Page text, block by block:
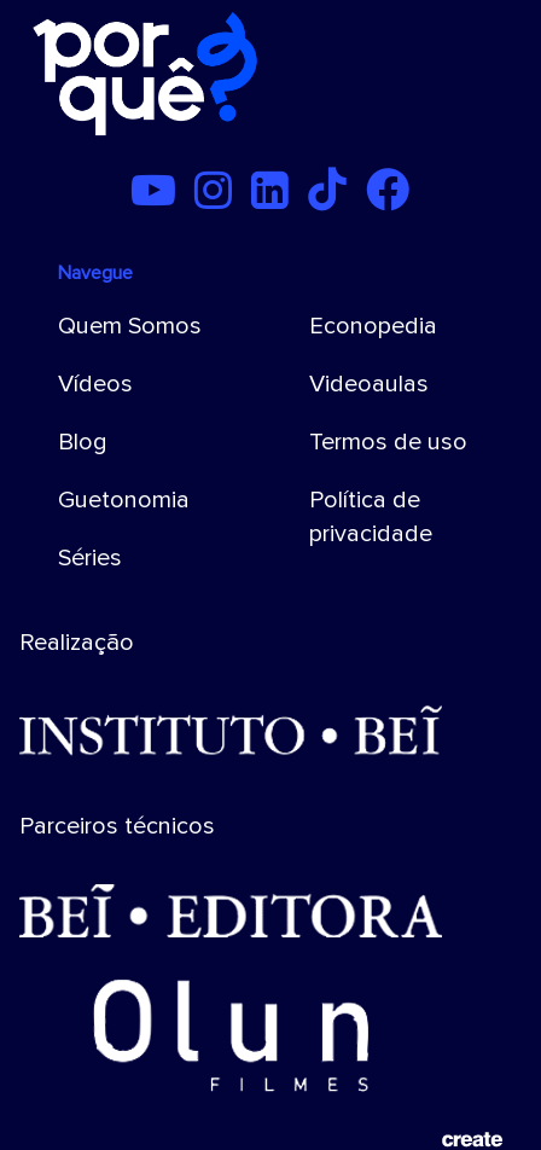
Navegue
Quem Somos
Vídeos
Blog
Guetonomia
Séries
Econopedia
Videoaulas
Termos de uso
Política de
privacidade
Realização
Parceiros técnicos